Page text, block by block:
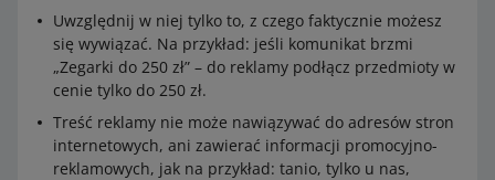
Uwzględnij w niej tylko to, z czego faktycznie możesz
się wywiązać. Na przykład: jeśli komunikat brzmi
„Zegarki do 250 zł” – do reklamy podłącz przedmioty w
cenie tylko do 250 zł.
Treść reklamy nie może nawiązywać do adresów stron
internetowych, ani zawierać informacji promocyjno-
reklamowych, jak na przykład: tanio, tylko u nas,